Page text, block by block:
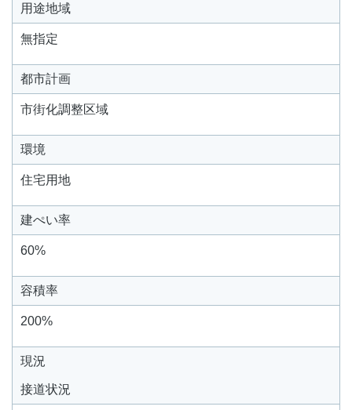
用途地域
無指定
都市計画
市街化調整区域
環境
住宅用地
建ぺい率
60%
容積率
200%
現況
接道状況